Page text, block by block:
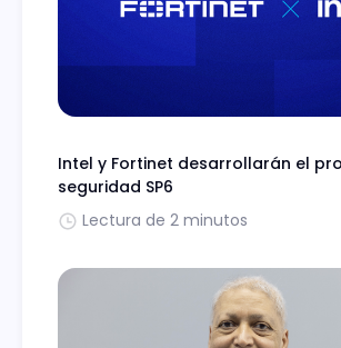
Intel y Fortinet desarrollarán el
seguridad SP6
Lectura de 2 minutos